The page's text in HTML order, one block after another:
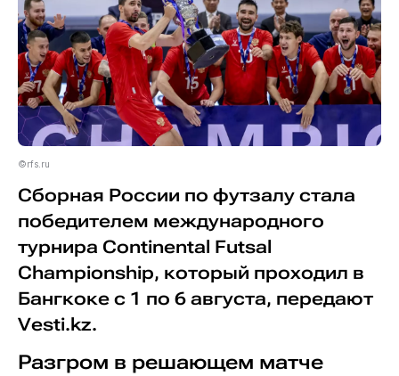
©rfs.ru
Сборная России по футзалу стала
победителем международного
турнира Continental Futsal
Championship, который проходил в
Бангкоке с 1 по 6 августа, передают
Vesti.kz.
Разгром в решающем матче